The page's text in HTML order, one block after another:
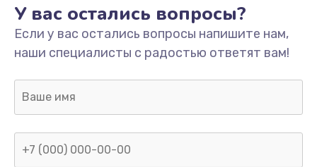
Не включается
1400 руб.
Заказать
Нет звука
800 руб.
У вас остались вопросы?
Если у вас остались вопросы напишите нам,
наши специалисты с радостью ответят вам!